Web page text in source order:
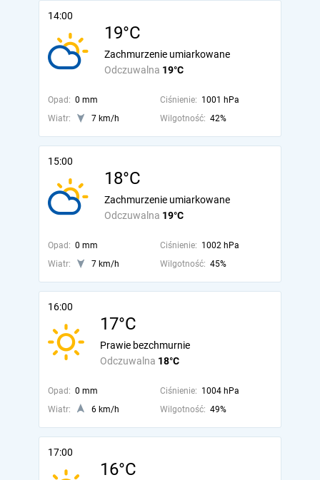
14:00
19°C
Odczuwalna 19°C
Zachmurzenie umiarkowane
Opad: 0 mm Ciśnienie: 1001 hPa
Wiatr:
7 km/h Wilgotność: 42%
15:00
18°C
Odczuwalna 19°C
Zachmurzenie umiarkowane
Opad: 0 mm Ciśnienie: 1002 hPa
Wiatr:
7 km/h Wilgotność: 45%
16:00
17°C
Odczuwalna 18°C
Prawie bezchmurnie
Opad: 0 mm Ciśnienie: 1004 hPa
Wiatr:
6 km/h Wilgotność: 49%
17:00
16°C